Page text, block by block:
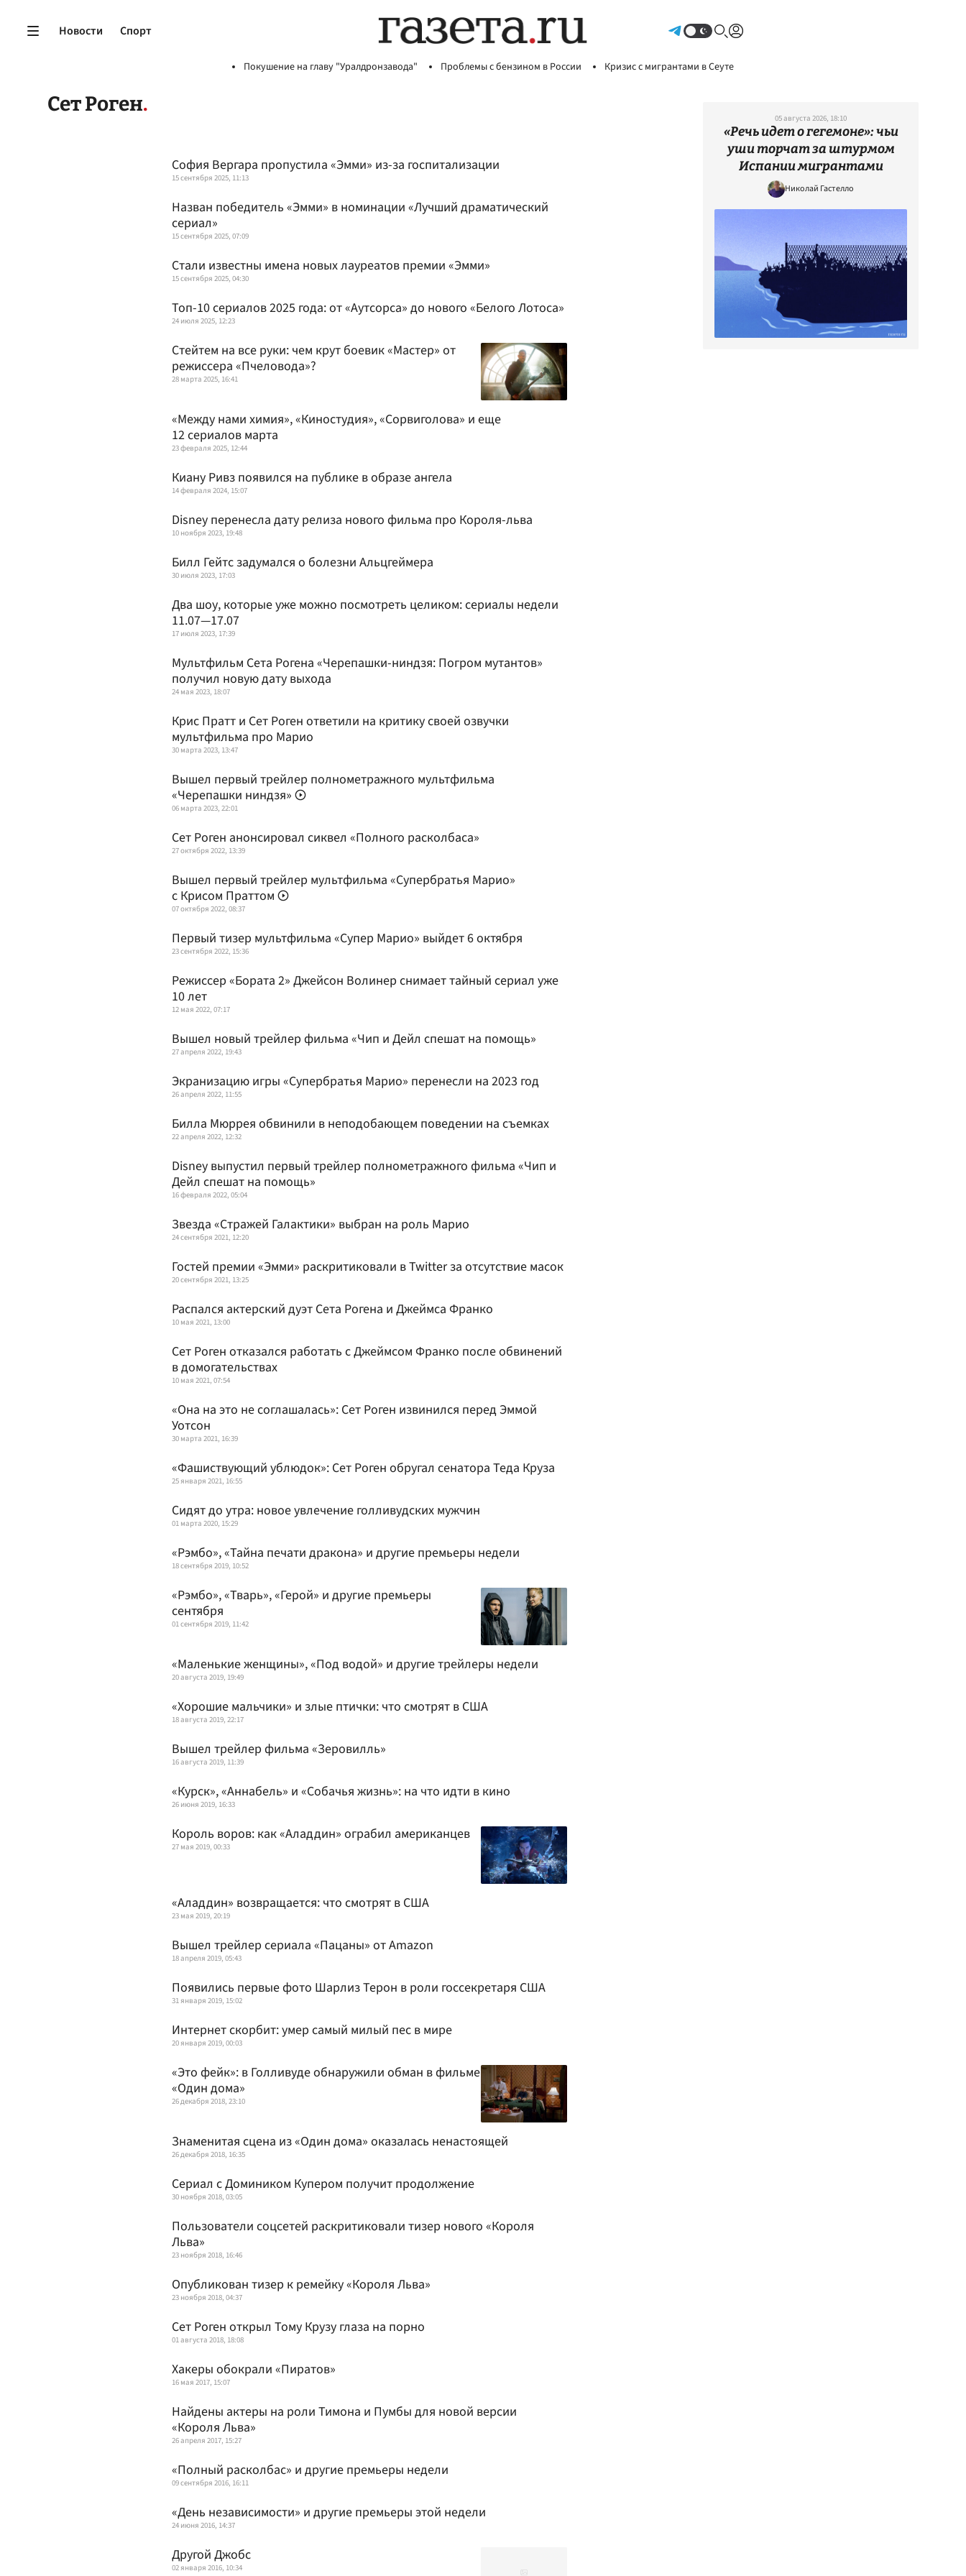
Новости Спорт
Покушение на главу "Уралдронзавода" Проблемы с бензином в России Кризис с мигрантами в Сеуте
Сет Роген
София Вергара пропустила «Эмми» из-за госпитализации
15 сентября 2025, 11:13
Назван победитель «Эмми» в номинации «Лучший драматический
сериал»
15 сентября 2025, 07:09
Стали известны имена новых лауреатов премии «Эмми»
15 сентября 2025, 04:30
Топ-10 сериалов 2025 года: от «Аутсорса» до нового «Белого Лотоса»
24 июля 2025, 12:23
Стейтем на все руки: чем крут боевик «Мастер» от
режиссера «Пчеловода»?
28 марта 2025, 16:41
«Между нами химия», «Киностудия», «Сорвиголова» и еще
12 сериалов марта
23 февраля 2025, 12:44
Киану Ривз появился на публике в образе ангела
14 февраля 2024, 15:07
Disney перенесла дату релиза нового фильма про Короля-льва
10 ноября 2023, 19:48
Билл Гейтс задумался о болезни Альцгеймера
30 июля 2023, 17:03
Два шоу, которые уже можно посмотреть целиком: сериалы недели
11.07—17.07
17 июля 2023, 17:39
Мультфильм Сета Рогена «Черепашки-ниндзя: Погром мутантов»
получил новую дату выхода
24 мая 2023, 18:07
Крис Пратт и Сет Роген ответили на критику своей озвучки
мультфильма про Марио
30 марта 2023, 13:47
Вышел первый трейлер полнометражного мультфильма
«Черепашки ниндзя»
06 марта 2023, 22:01
Сет Роген анонсировал сиквел «Полного расколбаса»
27 октября 2022, 13:39
Вышел первый трейлер мультфильма «Супербратья Марио»
с Крисом Праттом
07 октября 2022, 08:37
Первый тизер мультфильма «Супер Марио» выйдет 6 октября
23 сентября 2022, 15:36
Режиссер «Бората 2» Джейсон Волинер снимает тайный сериал уже
10 лет
12 мая 2022, 07:17
Вышел новый трейлер фильма «Чип и Дейл спешат на помощь»
27 апреля 2022, 19:43
Экранизацию игры «Супербратья Марио» перенесли на 2023 год
26 апреля 2022, 11:55
Билла Мюррея обвинили в неподобающем поведении на съемках
22 апреля 2022, 12:32
Disney выпустил первый трейлер полнометражного фильма «Чип и
Дейл спешат на помощь»
16 февраля 2022, 05:04
Звезда «Стражей Галактики» выбран на роль Марио
24 сентября 2021, 12:20
Гостей премии «Эмми» раскритиковали в Twitter за отсутствие масок
20 сентября 2021, 13:25
Распался актерский дуэт Сета Рогена и Джеймса Франко
10 мая 2021, 13:00
Сет Роген отказался работать с Джеймсом Франко после обвинений
в домогательствах
10 мая 2021, 07:54
«Она на это не соглашалась»: Сет Роген извинился перед Эммой
Уотсон
30 марта 2021, 16:39
«Фашиствующий ублюдок»: Сет Роген обругал сенатора Теда Круза
25 января 2021, 16:55
Сидят до утра: новое увлечение голливудских мужчин
01 марта 2020, 15:29
«Рэмбо», «Тайна печати дракона» и другие премьеры недели
18 сентября 2019, 10:52
«Рэмбо», «Тварь», «Герой» и другие премьеры
сентября
01 сентября 2019, 11:42
«Маленькие женщины», «Под водой» и другие трейлеры недели
20 августа 2019, 19:49
«Хорошие мальчики» и злые птички: что смотрят в США
18 августа 2019, 22:17
Вышел трейлер фильма «Зеровилль»
16 августа 2019, 11:39
«Курск», «Аннабель» и «Собачья жизнь»: на что идти в кино
26 июня 2019, 16:33
Король воров: как «Аладдин» ограбил американцев
27 мая 2019, 00:33
«Аладдин» возвращается: что смотрят в США
23 мая 2019, 20:19
Вышел трейлер сериала «Пацаны» от Amazon
18 апреля 2019, 05:43
Появились первые фото Шарлиз Терон в роли госсекретаря США
31 января 2019, 15:02
Интернет скорбит: умер самый милый пес в мире
20 января 2019, 00:03
«Это фейк»: в Голливуде обнаружили обман в фильме
«Один дома»
26 декабря 2018, 23:10
Знаменитая сцена из «Один дома» оказалась ненастоящей
26 декабря 2018, 16:35
Сериал с Домиником Купером получит продолжение
30 ноября 2018, 03:05
Пользователи соцсетей раскритиковали тизер нового «Короля
Льва»
23 ноября 2018, 16:46
Опубликован тизер к ремейку «Короля Льва»
23 ноября 2018, 04:37
Сет Роген открыл Тому Крузу глаза на порно
01 августа 2018, 18:08
Хакеры обокрали «Пиратов»
16 мая 2017, 15:07
Найдены актеры на роли Тимона и Пумбы для новой версии
«Короля Льва»
26 апреля 2017, 15:27
«Полный расколбас» и другие премьеры недели
09 сентября 2016, 16:11
«День независимости» и другие премьеры этой недели
24 июня 2016, 14:37
Другой Джобс
02 января 2016, 10:34
05 августа 2026, 18:10
«Речь идет о гегемоне»: чьи
уши торчат за штурмом
Испании мигрантами
Николай Гастелло